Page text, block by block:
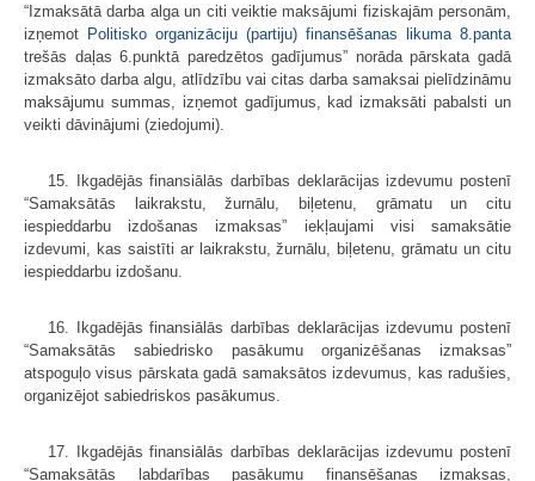
“Izmaksātā darba alga un citi veiktie maksājumi fiziskajām personām,
izņemot Politisko organizāciju (partiju) finansēšanas likuma 8.panta
trešās daļas 6.punktā paredzētos gadījumus” norāda pārskata gadā
izmaksāto darba algu, atlīdzību vai citas darba samaksai pielīdzināmu
maksājumu summas, izņemot gadījumus, kad izmaksāti pabalsti un
veikti dāvinājumi (ziedojumi).
15. Ikgadējās finansiālās darbības deklarācijas izdevumu postenī
“Samaksātās laikrakstu, žurnālu, biļetenu, grāmatu un citu
iespieddarbu izdošanas izmaksas” iekļaujami visi samaksātie
izdevumi, kas saistīti ar laikrakstu, žurnālu, biļetenu, grāmatu un citu
iespieddarbu izdošanu.
16. Ikgadējās finansiālās darbības deklarācijas izdevumu postenī
“Samaksātās sabiedrisko pasākumu organizēšanas izmaksas”
atspoguļo visus pārskata gadā samaksātos izdevumus, kas radušies,
organizējot sabiedriskos pasākumus.
17. Ikgadējās finansiālās darbības deklarācijas izdevumu postenī
“Samaksātās labdarības pasākumu finansēšanas izmaksas,